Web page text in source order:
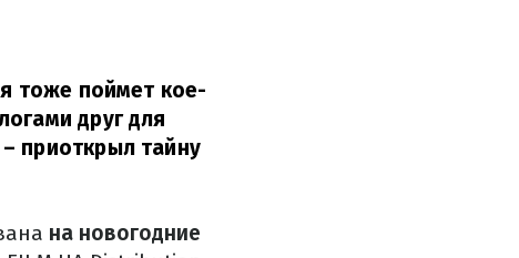
тоже поймет кое-
друг для
– приоткрыл тайну
на новогодние